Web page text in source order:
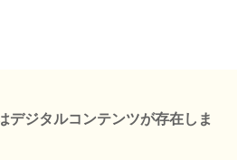
デジタルコンテンツが存在しま